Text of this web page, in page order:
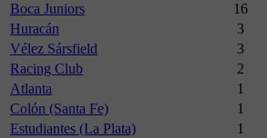
Boca Juniors
16
Huracán
3
Vélez Sársfield
3
Racing Club
2
Atlanta
1
Colón (Santa Fe)
1
Estudiantes (La Plata)
1